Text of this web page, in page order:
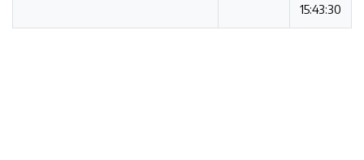
15:43:30